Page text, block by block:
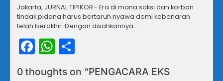
Jakarta, JURNAL TIPIKOR– Era di mana saksi dan korban
tindak pidana harus bertaruh nyawa demi kebenaran
telah berakhir. Dengan disahkannya…
Facebook
WhatsApp
0 thoughts on “PENGACARA EKS